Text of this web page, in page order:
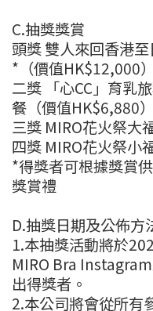
C.抽獎獎賞
頭獎 雙人來回香港
*（價值HK$12,000
二獎 「心CC」育乳
餐（價值HK$6,880
三獎 MIRO花火祭大
四獎 MIRO花火祭小
*得獎者可根據獎賞
獎賞禮
D.抽獎日期及公佈方
1.本抽獎活動將於
MIRO Bra
出得獎者。
2.本公司將會從所有